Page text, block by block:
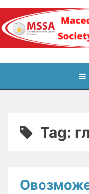
Skip
content
Tag: